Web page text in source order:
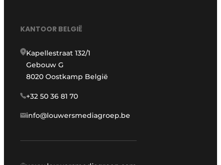
KANTOOR BELGIË
Kapellestraat 132/1
Gebouw G
8020 Oostkamp België
+32 50 36 81 70
info@louwersmediagroep.be